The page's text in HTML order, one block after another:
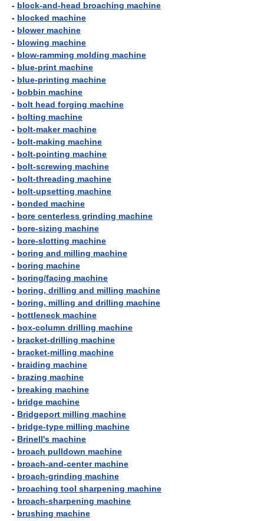
- block-and-head broaching machine
- blocked machine
- blower machine
- blowing machine
- blow-ramming molding machine
- blue-print machine
- blue-printing machine
- bobbin machine
- bolt head forging machine
- bolting machine
- bolt-maker machine
- bolt-making machine
- bolt-pointing machine
- bolt-screwing machine
- bolt-threading machine
- bolt-upsetting machine
- bonded machine
- bore centerless grinding machine
- bore-sizing machine
- bore-slotting machine
- boring and milling machine
- boring machine
- boring/facing machine
- boring, drilling and milling machine
- boring, milling and drilling machine
- bottleneck machine
- box-column drilling machine
- bracket-drilling machine
- bracket-milling machine
- braiding machine
- brazing machine
- breaking machine
- bridge machine
- Bridgeport milling machine
- bridge-type milling machine
- Brinell's machine
- broach pulldown machine
- broach-and-center machine
- broach-grinding machine
- broaching tool sharpening machine
- broach-sharpening machine
- brushing machine